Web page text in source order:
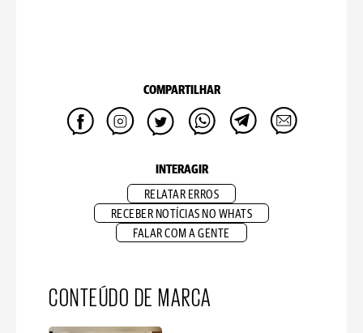
COMPARTILHAR
INTERAGIR
RELATAR ERROS
RECEBER NOTÍCIAS NO WHATS
FALAR COM A GENTE
CONTEÚDO DE MARCA